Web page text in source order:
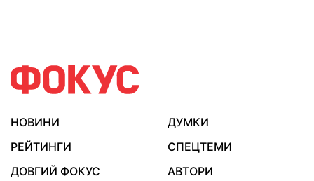
НОВИНИ
ДУМКИ
РЕЙТИНГИ
СПЕЦТЕМИ
ДОВГИЙ ФОКУС
АВТОРИ